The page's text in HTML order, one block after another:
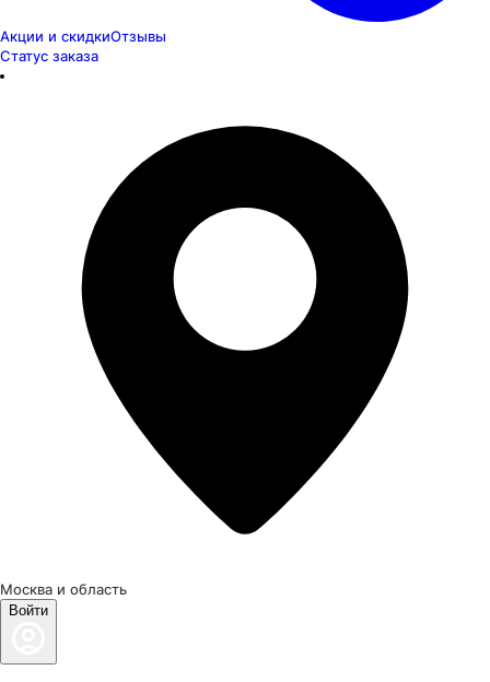
Акции и скидкиОтзывы
Статус заказа
Москва и область
Войти